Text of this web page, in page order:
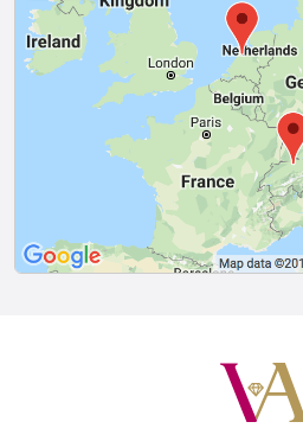
Van Amstel Westerkerk
€ 500excl. BTW